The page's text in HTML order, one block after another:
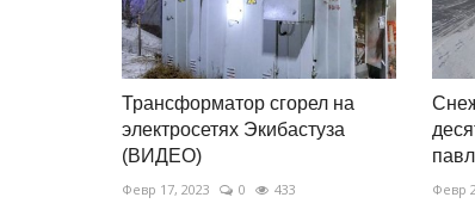
Трансформатор сгорел на
электросетях Экибастуза
(ВИДЕО)
Февр 17, 2023 0 433 Февр